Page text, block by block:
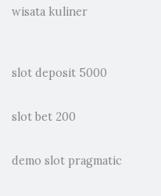
wisata kuliner
slot deposit 5000
slot bet 200
demo slot pragmatic